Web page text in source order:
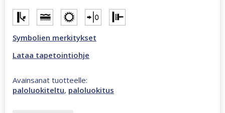
Symbolien merkitykset
Lataa tapetointiohje
Avainsanat tuotteelle:
paloluokiteltu, paloluokitus